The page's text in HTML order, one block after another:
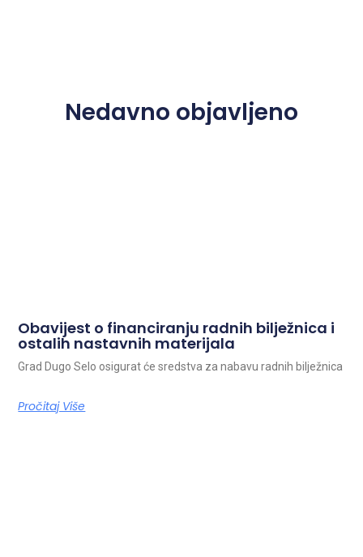
Nedavno objavljeno
Obavijest o financiranju radnih bilježnica i
ostalih nastavnih materijala
Grad Dugo Selo osigurat će sredstva za nabavu radnih bilježnica
Pročitaj Više